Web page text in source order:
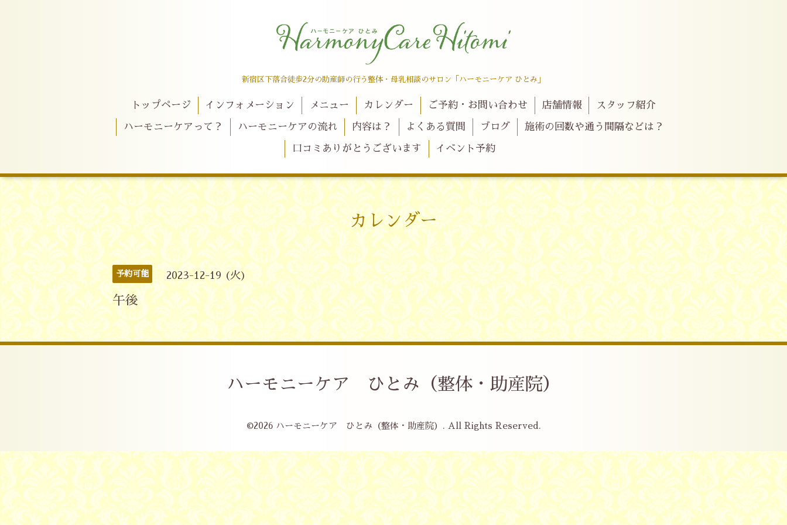
新宿区下落合徒歩2分の助産師の行う整体・母乳相談のサロン「ハーモニーケア ひとみ」
トップページ インフォメーション メニュー カレンダー ご予約・お問い合わせ 店舗情報 スタッフ紹介
ハーモニーケアって？ ハーモニーケアの流れ 内容は？ よくある質問 ブログ 施術の回数や通う間隔などは？
口コミありがとうございます イベント予約
カレンダー
予約可能 2023-12-19 (火)
午後
ハーモニーケア ひとみ（整体・助産院）
©2026 ハーモニーケア ひとみ（整体・助産院） . All Rights Reserved.